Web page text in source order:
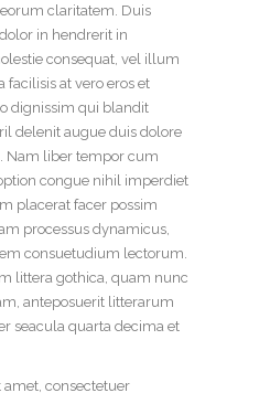
claritatem. Duis
in hendrerit in
consequat, vel illum
at vero eros et
dignissim qui blandit
delenit augue duis dolore
Nam liber tempor cum
congue nihil imperdiet
placerat facer possim
processus dynamicus,
consuetudium lectorum.
littera gothica, quam nunc
anteposuerit litterarum
seacula quarta decima et
consectetuer